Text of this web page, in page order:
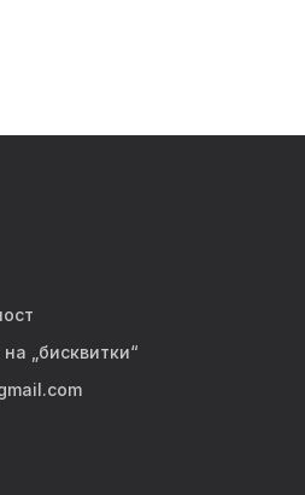
„бисквитки“